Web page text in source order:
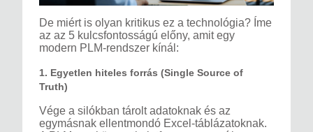
De miért is olyan kritikus ez a technológia? Íme
az az 5 kulcsfontosságú előny, amit egy
modern PLM-rendszer kínál:
1. Egyetlen hiteles forrás (Single Source of
Truth)
Vége a silókban tárolt adatoknak és az
egymásnak ellentmondó Excel-táblázatoknak.